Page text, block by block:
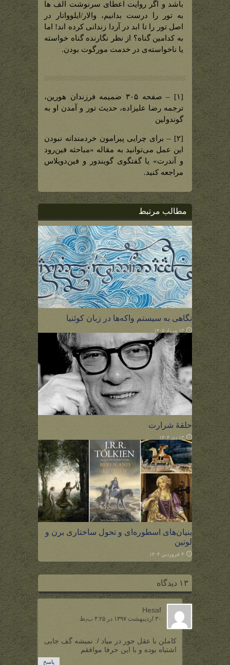
باشد و اگر روایت اعطای سرنوشت الف ها
به تور را درست بدانیم، والار/ایلوواتار در
اصل تور را تا ابد در آردا زندانی کرده اند! اما
به کدامین گناه؟ از نظر نگارنده گناه خواسته
یا ناخواسته‌ی در خدمت مورگوت بودن.
[۱] – صفحه ۳۰۵ ضمیمه فرزندان هورین،
ترجمه رضا علیزاده، حدیث تور و آمدن او به
گوندولین
[۲] – برای چرایی پیرامون خردمندانه نبودن
این عمل می‌توانید به مقاله «مباحثه فین‌رود
و آندرت» یا گفتگوی گویندور و فین‌دویلاس
مراجعه کنید.
مطالب مرتبط
نگاهی به سیستم واکه‌ها در زبان کوئنیا
۱۳ مرداد ۱۴۰۵
حلقهٔ شرارت
۱۳ دی ۱۴۰۴
بنیان‌های اسطوره‌ای و تحول ساختاری برن و
لوتین
۴ فروردین ۱۴۰۴
۱۳ دیدگاه
Hesaf
۳۰ اردیبهشت ۱۳۹۷ در ۴:۲۵ ب٫ظ
کاملن با عقل جور در میاد /: نمیشه گف جایی
اشتباه بوده و با این حرفا موافقم
پاسخ